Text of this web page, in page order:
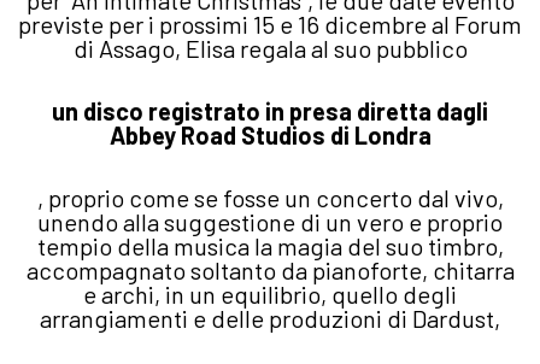
previste per i prossimi 15 e 16 dicembre al Forum
di Assago, Elisa regala al suo pubblico
un disco registrato in presa diretta dagli
Abbey Road Studios di Londra
, proprio come se fosse un concerto dal vivo,
unendo alla suggestione di un vero e proprio
tempio della musica la magia del suo timbro,
accompagnato soltanto da pianoforte, chitarra
e archi, in un equilibrio, quello degli
arrangiamenti e delle produzioni di Dardust,